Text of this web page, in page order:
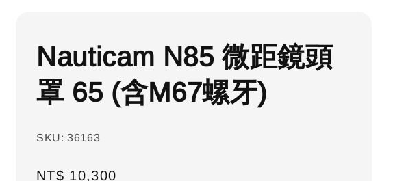
Nauticam N85 微距鏡頭
罩 65 (含M67螺牙)
SKU: 36163
Regular
NT$ 10,300